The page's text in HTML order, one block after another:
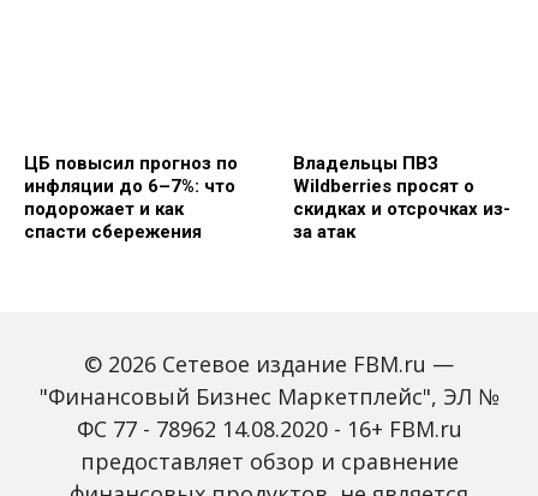
ЦБ повысил прогноз по
инфляции до 6–7%: что
подорожает и как
спасти сбережения
Владельцы ПВЗ
Wildberries просят о
скидках и отсрочках из-
за атак
Объем наличных у
россиян в июле вырос
С 2027 года ИНН станет
© 2026 Сетевое издание FBM.ru —
"Финансовый Бизнес Маркетплейс", ЭЛ №
ФС 77 - 78962 14.08.2020 - 16+ FBM.ru
предоставляет обзор и сравнение